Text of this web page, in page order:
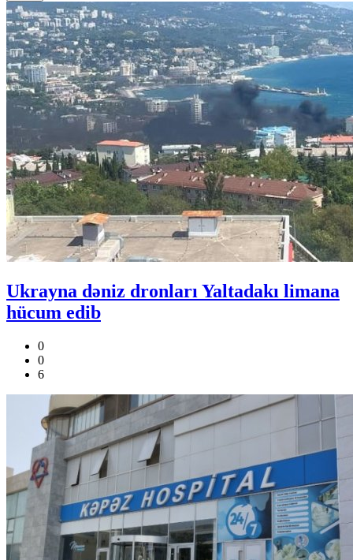
Ukrayna dəniz dronları Yaltadakı limana
hücum edib
0
0
6